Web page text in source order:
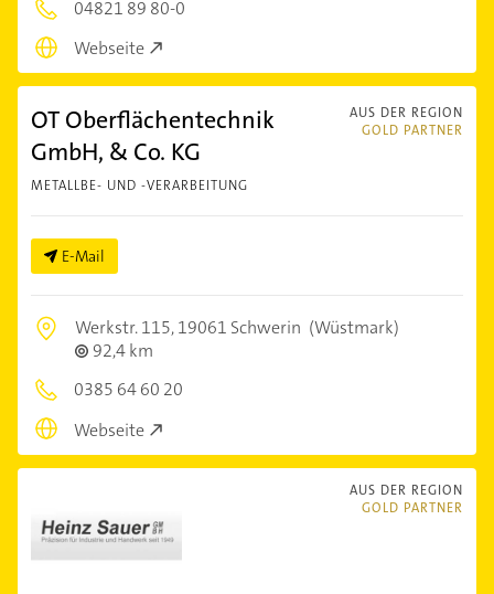
04821 89 80-0
Webseite
AUS DER REGION
GOLD PARTNER
OT Oberflächentechnik
GmbH, & Co. KG
METALLBE- UND -VERARBEITUNG
E-Mail
Werkstr. 115,19061 Schwerin (Wüstmark)
92,4 km
0385 64 60 20
Webseite
AUS DER REGION
GOLD PARTNER